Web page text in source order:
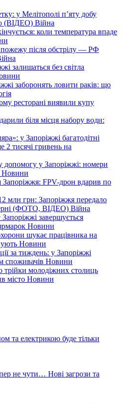
у Мелітополі п’яту добу
(ВІДЕО) Війна
коли температура впаде
після обстрілу — РФ
залишаться без світла
заборонять ловити раків: що
ресторані виявили купу
біля місця набору води:
у Запоріжжі багатодітні
тисячі гривень на
допомогу у Запоріжжі: номери
Новини
Запоріжжя: FPV-дрон вдарив по
млн грн: Запоріжжя передало
(ФОТО, ВІДЕО) Війна
завершується
Новини
шукає працівника на
Новини
за тиждень: у Запоріжжі
споживачів Новини
трійки молодіжних столиць
місто Новини
та електрикою буде тільки
не чути… Нові загрози та